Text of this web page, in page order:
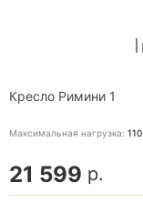
Кресло Римини 1
Максимальная нагрузка: 110
21 599 р.